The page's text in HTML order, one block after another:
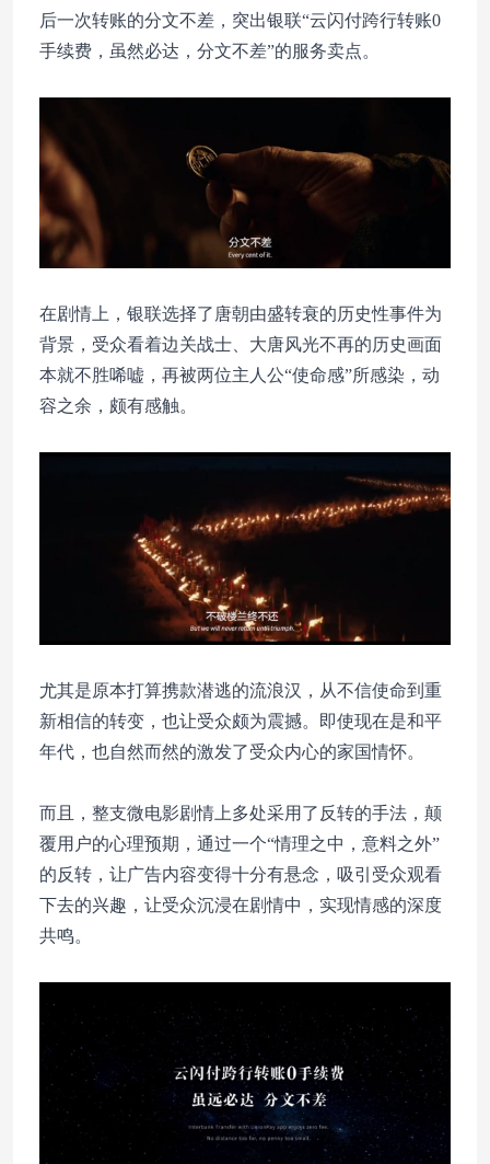
后一次转账的分文不差，突出银联“云闪付跨行转账0
手续费，虽然必达，分文不差”的服务卖点。
在剧情上，银联选择了唐朝由盛转衰的历史性事件为
背景，受众看着边关战士、大唐风光不再的历史画面
本就不胜唏嘘，再被两位主人公“使命感”所感染，动
容之余，颇有感触。
尤其是原本打算携款潜逃的流浪汉，从不信使命到重
新相信的转变，也让受众颇为震撼。即使现在是和平
年代，也自然而然的激发了受众内心的家国情怀。
而且，整支微电影剧情上多处采用了反转的手法，颠
覆用户的心理预期，通过一个“情理之中，意料之外”
的反转，让广告内容变得十分有悬念，吸引受众观看
下去的兴趣，让受众沉浸在剧情中，实现情感的深度
共鸣。